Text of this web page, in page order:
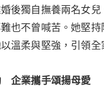
後獨自撫養兩名女
也不曾喊苦。她堅
溫柔與堅強，引領
企業攜手頌揚母愛